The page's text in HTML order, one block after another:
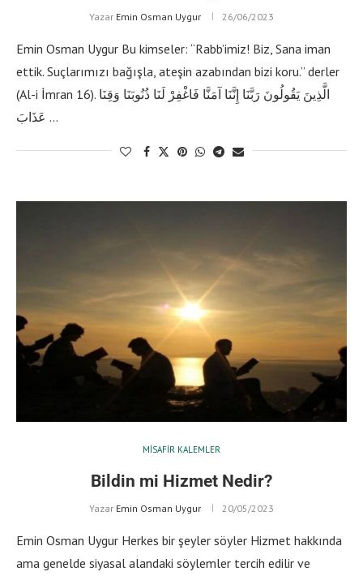
Yazar Emin Osman Uygur 26/06/2023
Emin Osman Uygur Bu kimseler: “Rabb’imiz! Biz, Sana iman
ettik. Suçlarımızı bağışla, ateşin azabından bizi koru.” derler
(Al-i İmran 16). الَّذِينَ يَقُولُونَ رَبَّنَا إِنَّنَا آمَنَّا فَاغْفِرْ لَنَا ذُنُوبَنَا وَقِنَا
عَذَابَ …
MISAFIR KALEMLER
Bildin mi Hizmet Nedir?
Yazar Emin Osman Uygur 20/05/2023
Emin Osman Uygur Herkes bir şeyler söyler Hizmet hakkında
ama genelde siyasal alandaki söylemler tercih edilir ve